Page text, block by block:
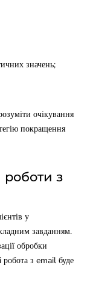
значень;
очікування
покращення
роботи з
у
завданням.
обробки
з email буде